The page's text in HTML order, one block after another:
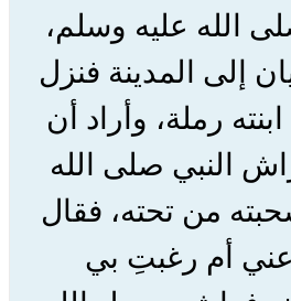
الله عليه وسلم،
إلى المدينة فنزل
رملة، وأراد أن
النبي صلى الله
من تحته، فقال
عني أم رغبتِ بي